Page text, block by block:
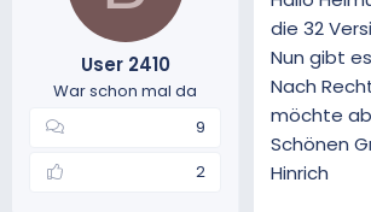
n
e
n
:
User 2410
War schon mal da
9
2
die 32
Nun gibt
Nach
möchte
Schönen
Hinrich